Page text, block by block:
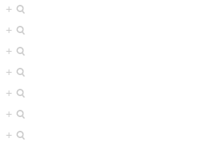
+
+
+
+
+
+
+